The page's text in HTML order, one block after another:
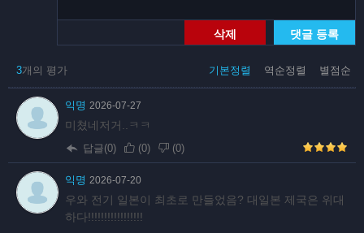
삭제 댓글 등록
기본정렬 역순정렬 별점순
3개의 평가
익명 2026-07-27
미쳤네저거..ㅋㅋ
답글(0) (0) (0)
익명 2026-07-20
우와 전기 일본이 최초로 만들었음? 대일본 제국은 위대
하다!!!!!!!!!!!!!!!!!